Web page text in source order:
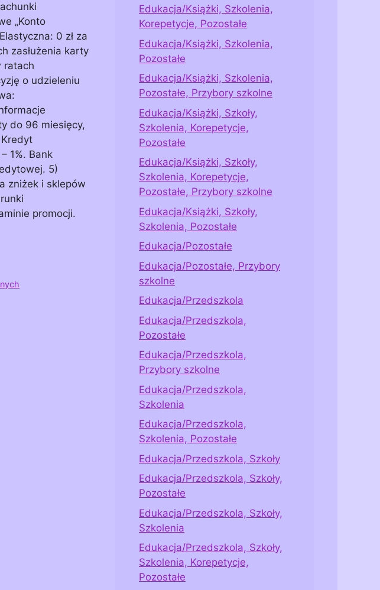
„Konto
0 zł za
zasłużenia karty
ratach
o udzieleniu
do 96 miesięcy,
1%. Bank
5)
zniżek i sklepów
promocji.
Edukacja/Książki, Szkolenia,
Korepetycje, Pozostałe
Edukacja/Książki, Szkolenia,
Pozostałe
Edukacja/Książki, Szkolenia,
Pozostałe, Przybory szkolne
Edukacja/Książki, Szkoły,
Szkolenia, Korepetycje,
Pozostałe
Edukacja/Książki, Szkoły,
Szkolenia, Korepetycje,
Pozostałe, Przybory szkolne
Edukacja/Książki, Szkoły,
Szkolenia, Pozostałe
Edukacja/Pozostałe
Edukacja/Pozostałe, Przybory
szkolne
Edukacja/Przedszkola
Edukacja/Przedszkola,
Pozostałe
Edukacja/Przedszkola,
Przybory szkolne
Edukacja/Przedszkola,
Szkolenia
Edukacja/Przedszkola,
Szkolenia, Pozostałe
Edukacja/Przedszkola, Szkoły
Edukacja/Przedszkola, Szkoły,
Pozostałe
Edukacja/Przedszkola, Szkoły,
Szkolenia
Edukacja/Przedszkola, Szkoły,
Szkolenia, Korepetycje,
Pozostałe